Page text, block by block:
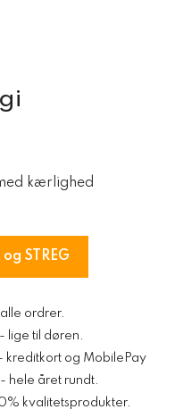
kærlighed
STREG
ordrer.
- lige til døren.
kreditkort og MobilePay
- hele året rundt.
kvalitetsprodukter.